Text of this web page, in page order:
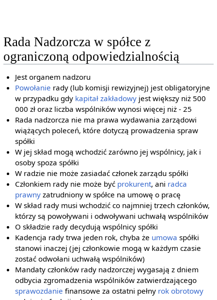
Rada Nadzorcza w spółce z
ograniczoną odpowiedzialnością
Jest organem nadzoru
Powołanie rady (lub komisji rewizyjnej) jest obligatoryjne
w przypadku gdy kapitał zakładowy jest większy niż 500
000 zł oraz liczba wspólników wynosi więcej niż - 25
Rada nadzorcza nie ma prawa wydawania zarządowi
wiążących poleceń, które dotyczą prowadzenia spraw
spółki
W jej skład mogą wchodzić zarówno jej wspólnicy, jak i
osoby spoza spółki
W radzie nie może zasiadać członek zarządu spółki
Członkiem rady nie może być prokurent, ani radca
prawny zatrudniony w spółce na umowę o pracę
W skład rady musi wchodzić co najmniej trzech członków,
którzy są powoływani i odwoływani uchwałą wspólników
O składzie rady decydują wspólnicy spółki
Kadencja rady trwa jeden rok, chyba że umowa spółki
stanowi inaczej (jej członkowie mogą w każdym czasie
zostać odwołani uchwałą wspólników)
Mandaty członków rady nadzorczej wygasają z dniem
odbycia zgromadzenia wspólników zatwierdzającego
sprawozdanie finansowe za ostatni pełny rok obrotowy